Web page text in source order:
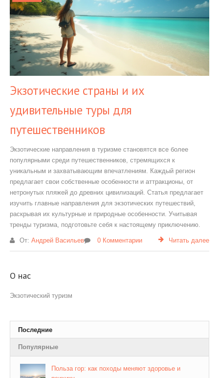
Экзотические страны и их
удивительные туры для
путешественников
Экзотические направления в туризме становятся все более
популярными среди путешественников, стремящихся к
уникальным и захватывающим впечатлениям. Каждый регион
предлагает свои собственные особенности и аттракционы, от
нетронутых пляжей до древних цивилизаций. Статья предлагает
изучить главные направления для экзотических путешествий,
раскрывая их культурные и природные особенности. Учитывая
тренды туризма, подготовьте себя к настоящему приключению.
От: Андрей Васильев 0 Комментарии Читать далее
О нас
Экзотический туризм
Последние
Популярные
Польза гор: как походы меняют здоровье и